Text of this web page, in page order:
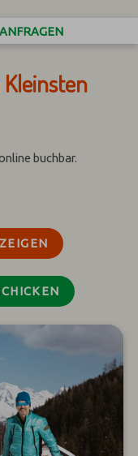
ANFRAGEN
buchbar.